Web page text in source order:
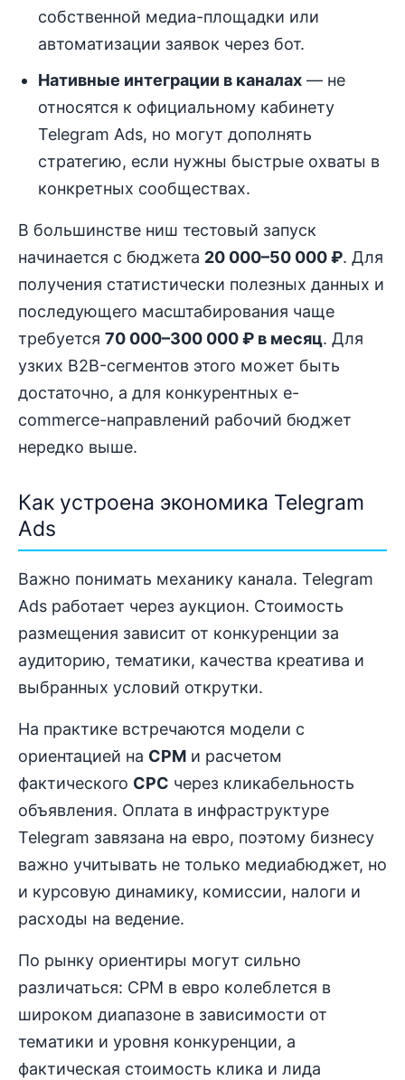
собственной медиа-площадки или
автоматизации заявок через бот.
Нативные интеграции в каналах — не
относятся к официальному кабинету
Telegram Ads, но могут дополнять
стратегию, если нужны быстрые охваты в
конкретных сообществах.
В большинстве ниш тестовый запуск
начинается с бюджета 20 000–50 000 ₽. Для
получения статистически полезных данных и
последующего масштабирования чаще
требуется 70 000–300 000 ₽ в месяц. Для
узких B2B-сегментов этого может быть
достаточно, а для конкурентных e-
commerce-направлений рабочий бюджет
нередко выше.
Как устроена экономика Telegram
Ads
Важно понимать механику канала. Telegram
Ads работает через аукцион. Стоимость
размещения зависит от конкуренции за
аудиторию, тематики, качества креатива и
выбранных условий открутки.
На практике встречаются модели с
ориентацией на CPM и расчетом
фактического CPC через кликабельность
объявления. Оплата в инфраструктуре
Telegram завязана на евро, поэтому бизнесу
важно учитывать не только медиабюджет, но
и курсовую динамику, комиссии, налоги и
расходы на ведение.
По рынку ориентиры могут сильно
различаться: CPM в евро колеблется в
широком диапазоне в зависимости от
тематики и уровня конкуренции, а
фактическая стоимость клика и лида